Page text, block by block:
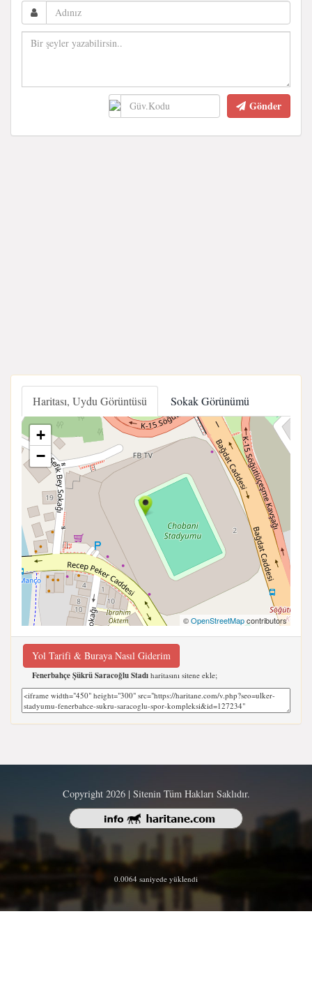
Gönder
Haritası, Uydu Görüntüsü Sokak Görünümü
+
−
©OpenStreetMapcontributors
Yol Tarifi & Buraya Nasıl Giderim
Fenerbahçe Şükrü Saracoğlu Stadı haritasını sitene ekle;
Copyright 2026 | Sitenin Tüm Hakları Saklıdır.
0.0064 saniyede yüklendi